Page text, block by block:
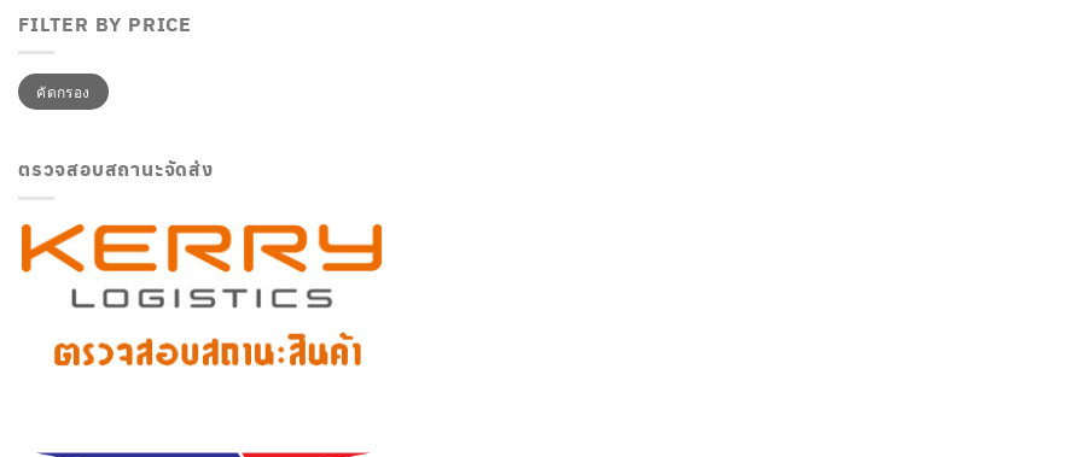
FILTER BY PRICE
ราคา
ต่ำ
สุด
ราคา
สูงสุดคัดกรอง
ตรวจสอบสถานะจัดส่ง